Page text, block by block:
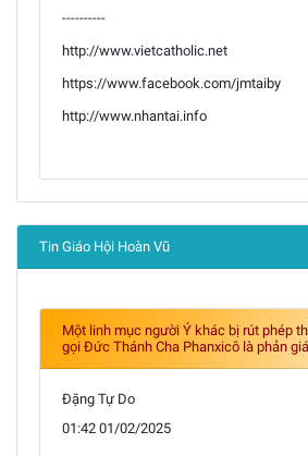
----------
http://www.vietcatholic.net
https://www.facebook.com/jmtaiby
http://www.nhantai.info
Tin Giáo Hội Hoàn Vũ
Một linh mục người Ý khác bị rút phép
gọi Đức Thánh Cha Phanxicô là phản
Đặng Tự Do
01:42 01/02/2025